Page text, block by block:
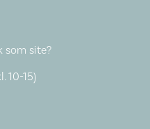
som site?
10-15)